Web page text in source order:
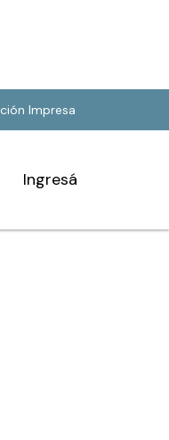
Impresa
Ingresá